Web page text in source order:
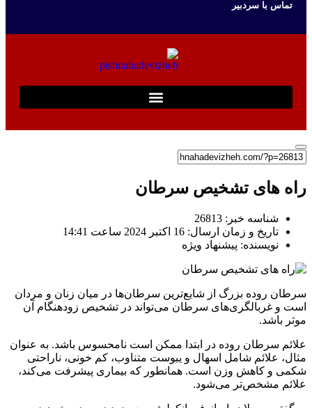
تماس با سردبیر
راه‌ های تشخیص سرطان
شناسه خبر: 26813
تاریخ و زمان ارسال: 16 اکتبر 2024 ساعت 14:41
نویسنده: پیشنهاد ویژه
سرطان روده بزرگ از شایع‌ترین سرطان‌ها در میان زنان و مردان
است و غربالگری‌های سرطان می‌تواند در تشخیص زودهنگام آن
موثر باشد.
علائم سرطان روده در ابتدا ممکن است نامحسوس باشد. به عنوان
مثال، علائم شامل اسهال و یبوست متناوب، کم خونی، ناراحتی
شکمی و کاهش وزن است. همانطور که بیماری پیشرفت می‌کند،
علائم مشخص‌تر می‌شود.